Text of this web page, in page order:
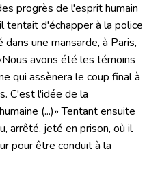
progrès de l'esprit humain
d'échapper à la police
une mansarde, à Paris,
avons été les témoins
qui assènera le coup final à
C'est l'idée de la
(...)»Tentant ensuite
arrêté, jeté en prison, où il
pour être conduit à la